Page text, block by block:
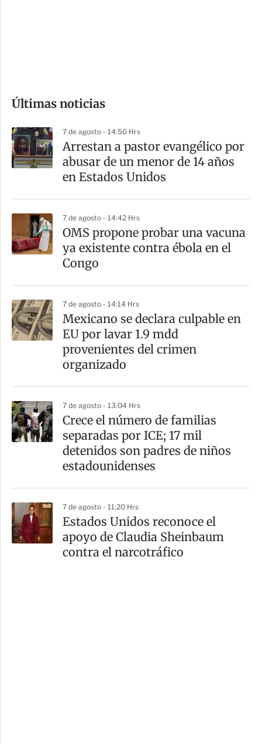
m
a
r
t
Últimas noticias
7 de agosto - 14:50 Hrs
Arrestan a pastor evangélico por
abusar de un menor de 14 años
en Estados Unidos
7 de agosto - 14:42 Hrs
OMS propone probar una vacuna
ya existente contra ébola en el
Congo
7 de agosto - 14:14 Hrs
Mexicano se declara culpable en
EU por lavar 1.9 mdd
provenientes del crimen
organizado
7 de agosto - 13:04 Hrs
Crece el número de familias
separadas por ICE; 17 mil
detenidos son padres de niños
estadounidenses
7 de agosto - 11:20 Hrs
Estados Unidos reconoce el
apoyo de Claudia Sheinbaum
contra el narcotráfico